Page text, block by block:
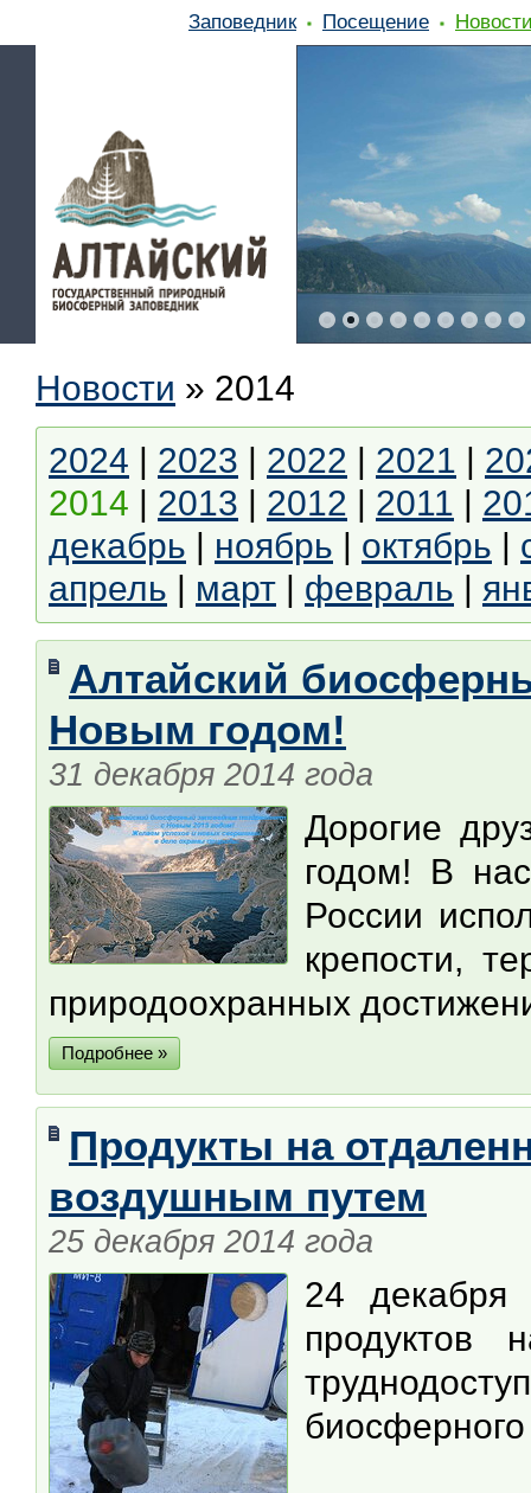
Заповедник Посещение
Новости » 2014
2024 | 2023 | 2022 | 2021 |
2014 | 2013 | 2012 | 2011 |
декабрь | ноябрь | октябрь |
апрель | март | февраль |
Алтайский
Новым годом!
31 декабря 2014 года
Дорогие
годом! В
России
крепости,
природоохранных
Подробнее »
Продукты на
воздушным путем
25 декабря 2014 года
24 декабря